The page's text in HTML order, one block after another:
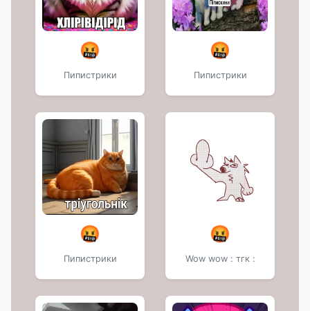
🤬
Пипистрики
🤬
Пипистрики
🤬
Пипистрики
🤬
Wow wow : тгк :